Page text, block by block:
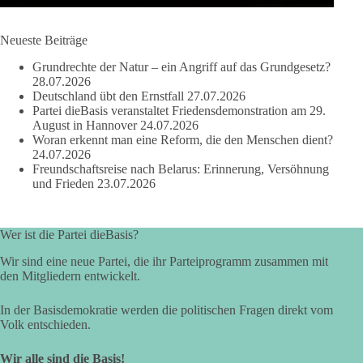
664 137 66 Auf Facebook ansehen
DieBasis
2 Tage(n) zuvor
Grundrechte der Natur – ein Angriff auf das Grundgesetz?
Kann die Natur Träger eigener Grundrechte sein? Oder würde
Grundgesetzes sprengen? Mit dieser grundsätzlichen Frage
beschäftigte sich die Teilnehmer des Politischen
Neueste Beiträge
Grundrechte der Natur – ein Angriff auf das Grundgesetz?
28.07.2026
Deutschland übt den Ernstfall 27.07.2026
Partei dieBasis veranstaltet Friedensdemonstration am 29.
August in Hannover 24.07.2026
Woran erkennt man eine Reform, die den Menschen dient?
24.07.2026
Freundschaftsreise nach Belarus: Erinnerung, Versöhnung
und Frieden 23.07.2026
Wer ist die Partei dieBasis?
Wir sind eine neue Partei, die ihr Parteiprogramm zusammen mit
den Mitgliedern entwickelt.
In der Basisdemokratie werden die politischen Fragen direkt vom
Volk entschieden.
Wir alle sind die Basis!